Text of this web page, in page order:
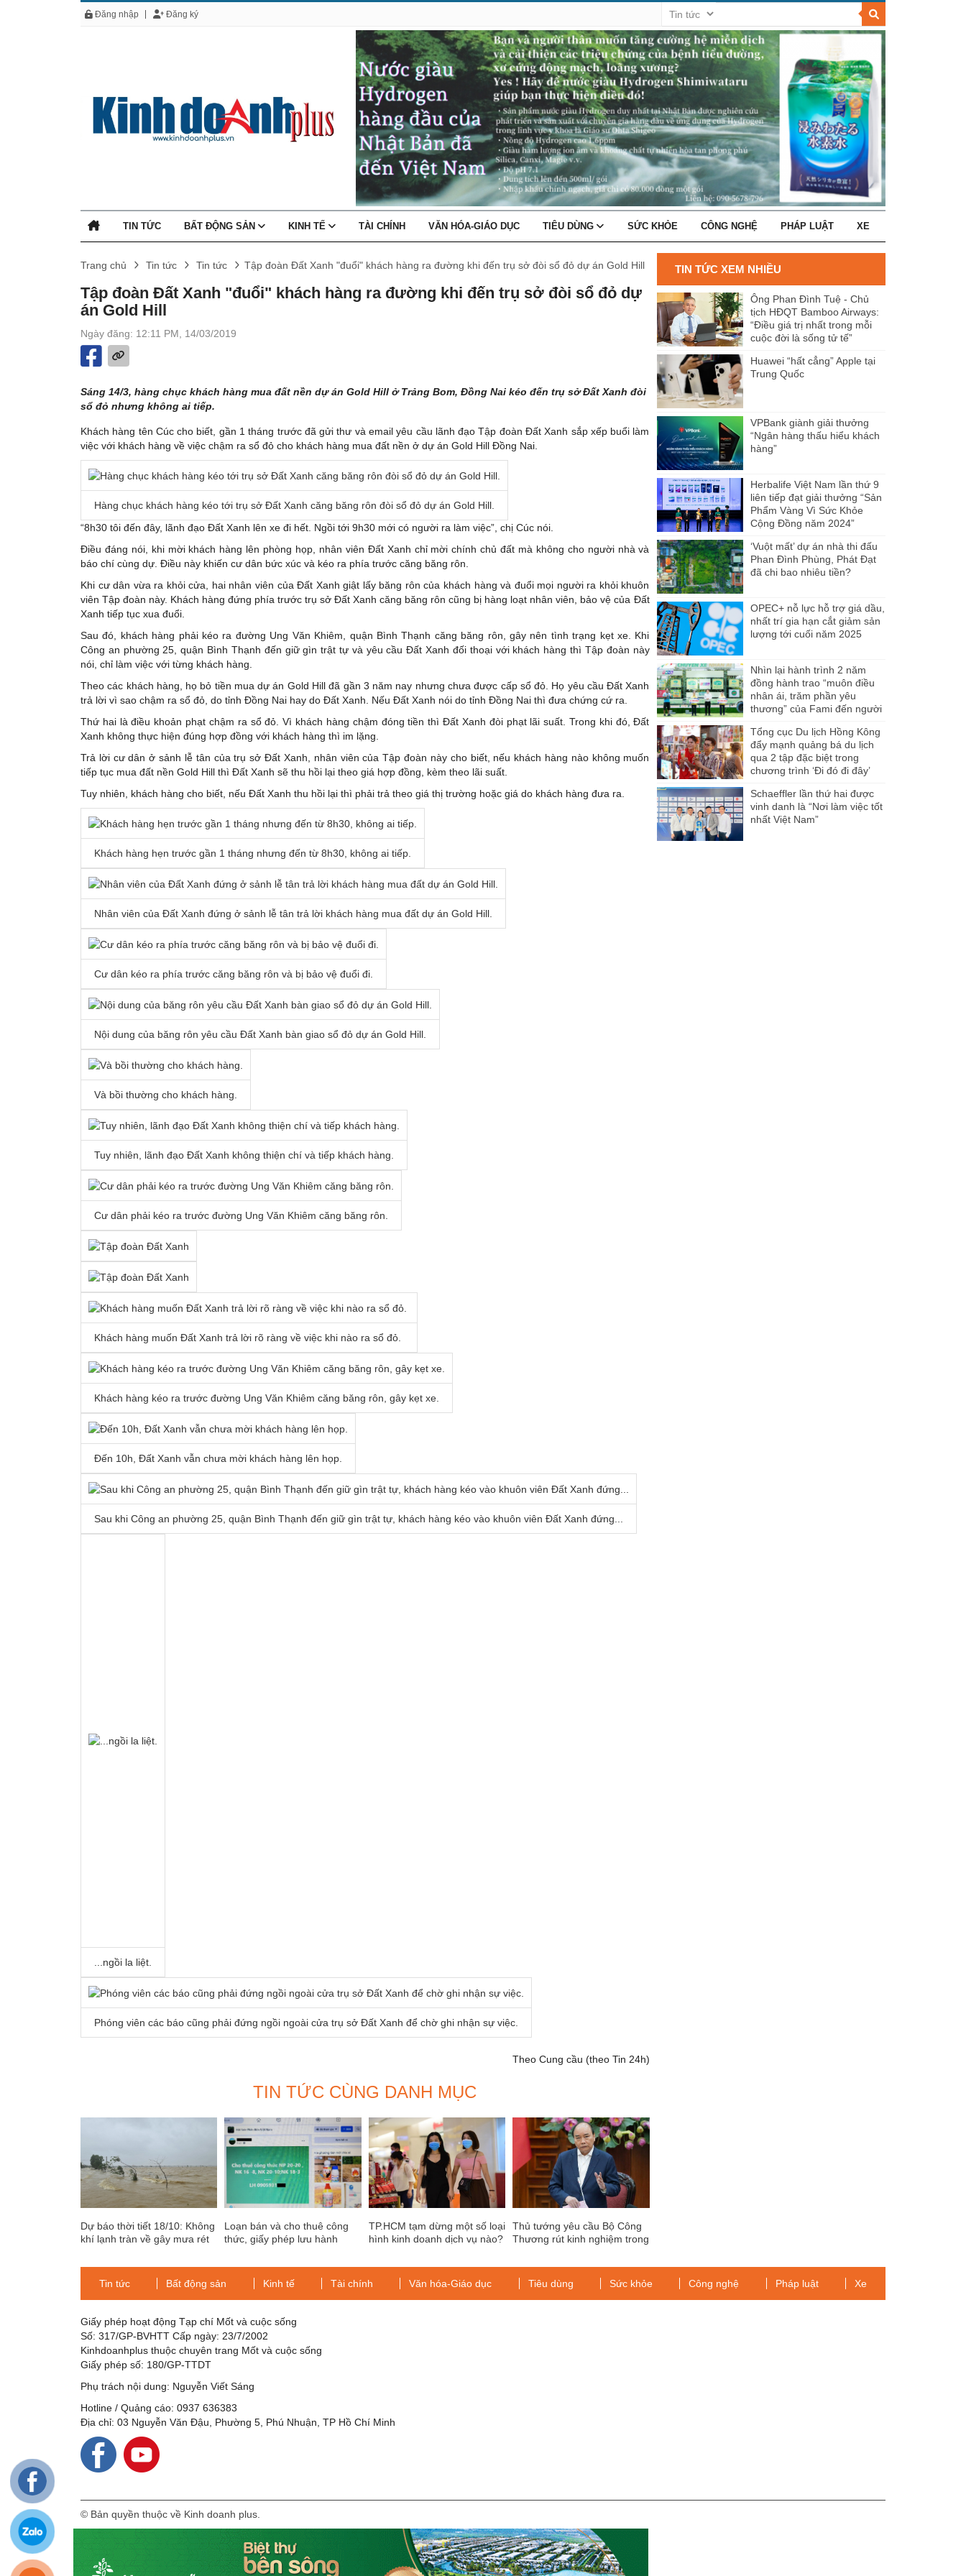
Đăng nhập Đăng ký
TIN TỨC BẤT ĐỘNG SẢN KINH TẾ TÀI CHÍNH VĂN HÓA-GIÁO DỤC TIÊU DÙNG SỨC KHỎE CÔNG NGHỆ PHÁP LUẬT XE
Trang chủ Tin tức Tin tức Tập đoàn Đất Xanh "đuổi" khách hàng ra đường khi đến trụ sở đòi sổ đỏ dự án Gold Hill
Tập đoàn Đất Xanh "đuổi" khách hàng ra đường khi đến trụ sở đòi sổ đỏ dự
án Gold Hill
Ngày đăng: 12:11 PM, 14/03/2019
Sáng 14/3, hàng chục khách hàng mua đất nền dự án Gold Hill ở Trảng Bom, Đồng Nai kéo đến trụ sở Đất Xanh đòi
sổ đỏ nhưng không ai tiếp.
Khách hàng tên Cúc cho biết, gần 1 tháng trước đã gửi thư và email yêu cầu lãnh đạo Tập đoàn Đất Xanh sắp xếp buổi làm
việc với khách hàng về việc chậm ra sổ đỏ cho khách hàng mua đất nền ở dự án Gold Hill Đồng Nai.
Hàng chục khách hàng kéo tới trụ sở Đất Xanh căng băng rôn đòi sổ đỏ dự án Gold Hill.
“8h30 tôi đến đây, lãnh đạo Đất Xanh lên xe đi hết. Ngồi tới 9h30 mới có người ra làm việc”, chị Cúc nói.
Điều đáng nói, khi mời khách hàng lên phòng họp, nhân viên Đất Xanh chỉ mời chính chủ đất mà không cho người nhà và
báo chí cùng dự. Điều này khiến cư dân bức xúc và kéo ra phía trước căng băng rôn.
Khi cư dân vừa ra khỏi cửa, hai nhân viên của Đất Xanh giật lấy băng rôn của khách hàng và đuổi mọi người ra khỏi khuôn
viên Tập đoàn này. Khách hàng đứng phía trước trụ sở Đất Xanh căng băng rôn cũng bị hàng loạt nhân viên, bảo vệ của Đất
Xanh tiếp tục xua đuổi.
Sau đó, khách hàng phải kéo ra đường Ung Văn Khiêm, quận Bình Thạnh căng băng rôn, gây nên tình trạng kẹt xe. Khi
Công an phường 25, quận Bình Thạnh đến giữ gìn trật tự và yêu cầu Đất Xanh đối thoại với khách hàng thì Tập đoàn này
nói, chỉ làm việc với từng khách hàng.
Theo các khách hàng, họ bỏ tiền mua dự án Gold Hill đã gần 3 năm nay nhưng chưa được cấp sổ đỏ. Họ yêu cầu Đất Xanh
trả lời vì sao chậm ra sổ đỏ, do tỉnh Đồng Nai hay do Đất Xanh. Nếu Đất Xanh nói do tỉnh Đồng Nai thì đưa chứng cứ ra.
Thứ hai là điều khoản phạt chậm ra sổ đỏ. Vì khách hàng chậm đóng tiền thì Đất Xanh đòi phạt lãi suất. Trong khi đó, Đất
Xanh không thực hiện đúng hợp đồng với khách hàng thì im lặng.
Trả lời cư dân ở sảnh lễ tân của trụ sở Đất Xanh, nhân viên của Tập đoàn này cho biết, nếu khách hàng nào không muốn
tiếp tục mua đất nền Gold Hill thì Đất Xanh sẽ thu hồi lại theo giá hợp đồng, kèm theo lãi suất.
Tuy nhiên, khách hàng cho biết, nếu Đất Xanh thu hồi lại thì phải trả theo giá thị trường hoặc giá do khách hàng đưa ra.
Khách hàng hẹn trước gần 1 tháng nhưng đến từ 8h30, không ai tiếp.
Nhân viên của Đất Xanh đứng ở sảnh lễ tân trả lời khách hàng mua đất dự án Gold Hill.
Cư dân kéo ra phía trước căng băng rôn và bị bảo vệ đuổi đi.
Nội dung của băng rôn yêu cầu Đất Xanh bàn giao sổ đỏ dự án Gold Hill.
Và bồi thường cho khách hàng.
Tuy nhiên, lãnh đạo Đất Xanh không thiện chí và tiếp khách hàng.
Cư dân phải kéo ra trước đường Ung Văn Khiêm căng băng rôn.
Khách hàng muốn Đất Xanh trả lời rõ ràng về việc khi nào ra sổ đỏ.
Khách hàng kéo ra trước đường Ung Văn Khiêm căng băng rôn, gây kẹt xe.
Đến 10h, Đất Xanh vẫn chưa mời khách hàng lên họp.
Sau khi Công an phường 25, quận Bình Thạnh đến giữ gìn trật tự, khách hàng kéo vào khuôn viên Đất Xanh đứng...
...ngồi la liệt.
Phóng viên các báo cũng phải đứng ngồi ngoài cửa trụ sở Đất Xanh để chờ ghi nhận sự việc.
Theo Cung cầu (theo Tin 24h)
TIN TỨC CÙNG DANH MỤC
Dự báo thời tiết 18/10: Không
khí lạnh tràn về gây mưa rét
Loạn bán và cho thuê công
thức, giấy phép lưu hành
vệ thực vật nói gì?
TP.HCM tạm dừng một số loại
hình kinh doanh dịch vụ nào?
Thủ tướng yêu cầu Bộ Công
Thương rút kinh nghiệm trong
TIN TỨC XEM NHIỀU
Ông Phan Đình Tuệ - Chủ
tịch HĐQT Bamboo Airways:
“Điều giá trị nhất trong mỗi
cuộc đời là sống tử tế”
Huawei “hất cẳng” Apple tại
Trung Quốc
VPBank giành giải thưởng
“Ngân hàng thấu hiểu khách
hàng”
Herbalife Việt Nam lần thứ 9
liên tiếp đạt giải thưởng “Sản
Phẩm Vàng Vì Sức Khỏe
Cộng Đồng năm 2024”
‘Vuột mất’ dự án nhà thi đấu
Phan Đình Phùng, Phát Đạt
đã chi bao nhiêu tiền?
OPEC+ nỗ lực hỗ trợ giá dầu,
nhất trí gia hạn cắt giảm sản
lượng tới cuối năm 2025
Nhìn lại hành trình 2 năm
đồng hành trao “muôn điều
nhân ái, trăm phần yêu
thương” của Fami đến người
Tổng cục Du lịch Hồng Kông
đẩy mạnh quảng bá du lịch
qua 2 tập đặc biệt trong
chương trình ‘Đi đó đi đây’
Schaeffler lần thứ hai được
vinh danh là “Nơi làm việc tốt
nhất Việt Nam”
Tin tức Bất động sản Kinh tế Tài chính Văn hóa-Giáo dục Tiêu dùng Sức khỏe Công nghệ Pháp luật Xe
Giấy phép hoạt động Tạp chí Mốt và cuộc sống
Số: 317/GP-BVHTT Cấp ngày: 23/7/2002
Kinhdoanhplus thuộc chuyên trang Mốt và cuộc sống
Giấy phép số: 180/GP-TTDT
Phụ trách nội dung: Nguyễn Viết Sáng
Hotline / Quảng cáo: 0937 636383
Địa chỉ: 03 Nguyễn Văn Đậu, Phường 5, Phú Nhuận, TP Hồ Chí Minh
© Bản quyền thuộc về Kinh doanh plus.